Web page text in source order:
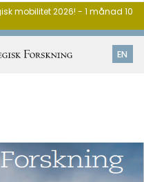
EN
mobilitet 2026! - 1 månad 10